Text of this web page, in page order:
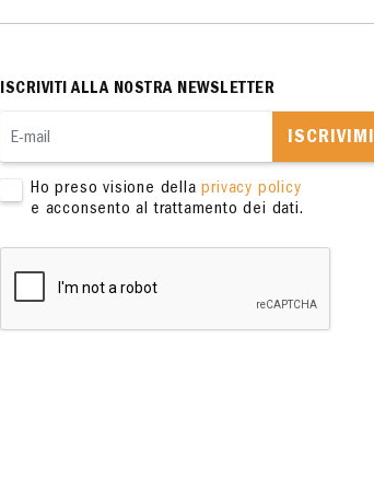
ISCRIVITI ALLA NOSTRA NEWSLETTER
ISCRIVIMI
Ho preso visione dellaprivacy policy
e acconsento al trattamento dei dati.